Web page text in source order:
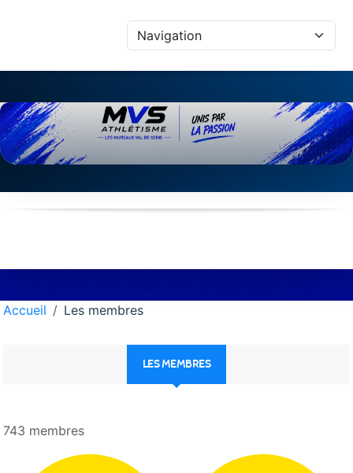
Accueil Les membres
LES MEMBRES
743 membres